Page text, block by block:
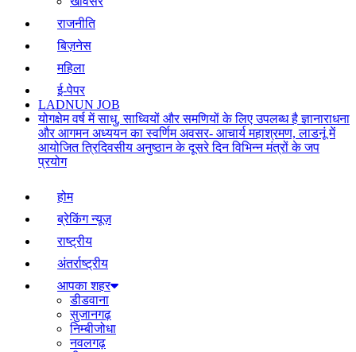
राजनीति
बिज़नेस
महिला
ई-पेपर
LADNUN JOB
योगक्षेम वर्ष में साधु, साध्वियों और समणियों के लिए उपलब्ध है ज्ञानाराधना
और आगमन अध्ययन का स्वर्णिम अवसर- आचार्य महाश्रमण, लाडनूं में
आयोजित त्रिदिवसीय अनुष्ठान के दूसरे दिन विभिन्न मंत्रों के जप
प्रयोग
होम
ब्रेकिंग न्यूज़
राष्ट्रीय
अंतर्राष्ट्रीय
आपका शहर
डीडवाना
सुजानगढ़
निम्बीजोधा
नवलगढ़